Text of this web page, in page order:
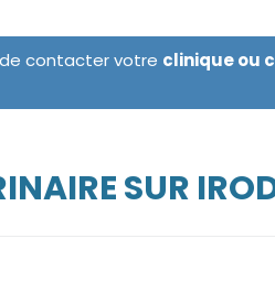
contacter votre clinique ou
SUR